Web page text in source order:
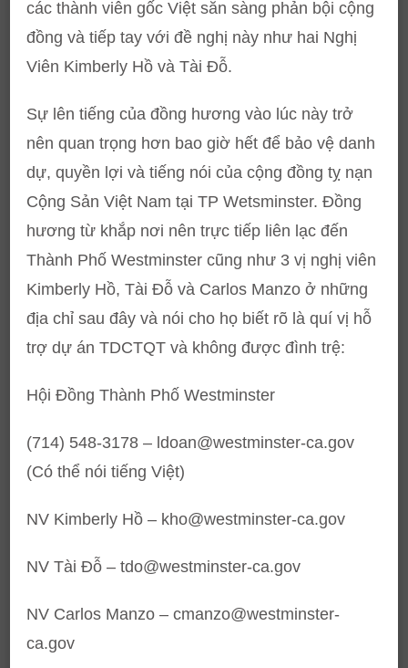
các thành viên gốc Việt sẵn sàng phản bội cộng
đồng và tiếp tay với đề nghị này như hai Nghị
Viên Kimberly Hồ và Tài Đỗ.
Sự lên tiếng của đồng hương vào lúc này trở
nên quan trọng hơn bao giờ hết để bảo vệ danh
dự, quyền lợi và tiếng nói của cộng đồng tỵ nạn
Cộng Sản Việt Nam tại TP Wetsminster. Đồng
hương từ khắp nơi nên trực tiếp liên lạc đến
Thành Phố Westminster cũng như 3 vị nghị viên
Kimberly Hồ, Tài Đỗ và Carlos Manzo ở những
địa chỉ sau đây và nói cho họ biết rõ là quí vị hỗ
trợ dự án TDCTQT và không được đình trệ:
Hội Đồng Thành Phố Westminster
(714) 548-3178 – ldoan@westminster-ca.gov
(Có thể nói tiếng Việt)
NV Kimberly Hồ – kho@westminster-ca.gov
NV Tài Đỗ – tdo@westminster-ca.gov
NV Carlos Manzo – cmanzo@westminster-
ca.gov